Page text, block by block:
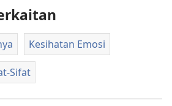
Kesihatan Emosi
Sifat